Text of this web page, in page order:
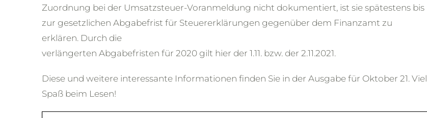
Zuordnung bei der Umsatzsteuer-Voranmeldung nicht dokumentiert, ist sie spätestens bis
zur gesetzlichen Abgabefrist für Steuererklärungen gegenüber dem Finanzamt zu
erklären. Durch die
verlängerten Abgabefristen für 2020 gilt hier der 1.11. bzw. der 2.11.2021.
Diese und weitere interessante Informationen finden Sie in der Ausgabe für Oktober 21. Viel
Spaß beim Lesen!